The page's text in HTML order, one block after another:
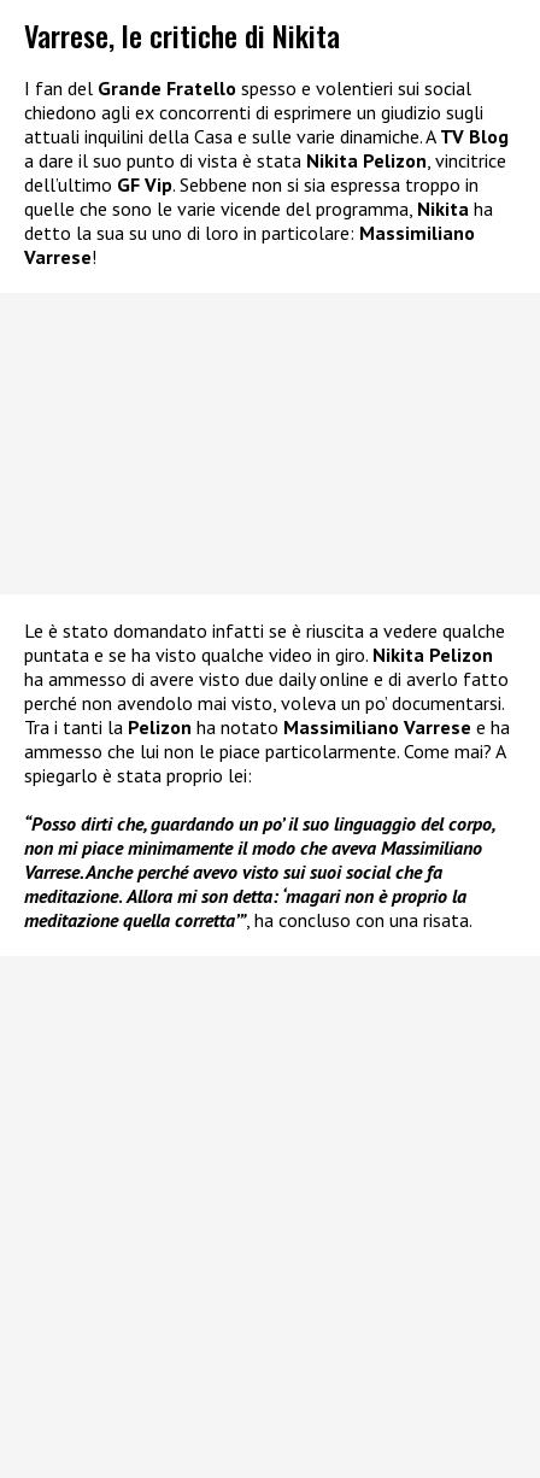
Varrese, le critiche di Nikita
I fan del Grande Fratello spesso e volentieri sui social
chiedono agli ex concorrenti di esprimere un giudizio sugli
attuali inquilini della Casa e sulle varie dinamiche. A TV Blog
a dare il suo punto di vista è stata Nikita Pelizon , vincitrice
dell’ultimo GF Vip. Sebbene non si sia espressa troppo in
quelle che sono le varie vicende del programma, Nikita ha
detto la sua su uno di loro in particolare: Massimiliano
Varrese!
Le è stato domandato infatti se è riuscita a vedere qualche
puntata e se ha visto qualche video in giro. Nikita Pelizon
ha ammesso di avere visto due daily online e di averlo fatto
perché non avendolo mai visto, voleva un po’ documentarsi.
Tra i tanti la Pelizon ha notato Massimiliano Varrese e ha
ammesso che lui non le piace particolarmente. Come mai? A
spiegarlo è stata proprio lei:
“Posso dirti che, guardando un po’ il suo linguaggio del corpo,
non mi piace minimamente il modo che aveva Massimiliano
Varrese. Anche perché avevo visto sui suoi social che fa
meditazione. Allora mi son detta: ‘magari non è proprio la
meditazione quella corretta’”, ha concluso con una risata.